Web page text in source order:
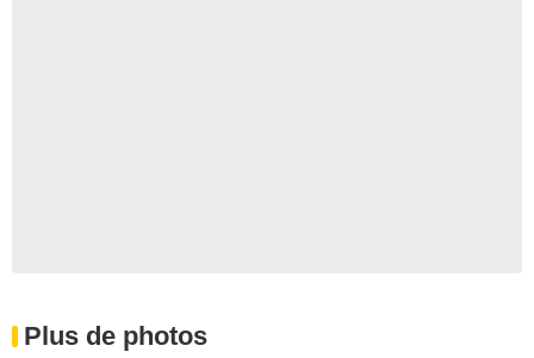
Plus de photos